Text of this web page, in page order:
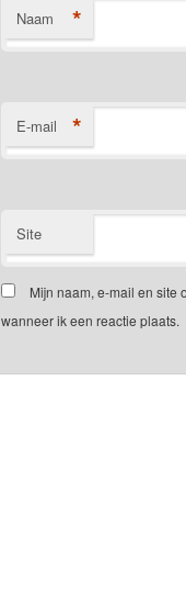
Naam *
E-mail *
Site
Mijn naam, e-mail en site
wanneer ik een reactie plaats.